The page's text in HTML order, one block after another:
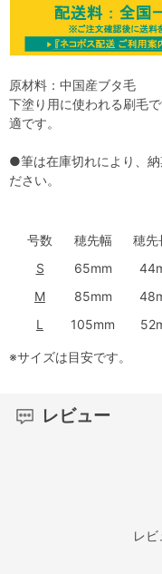
原材料：中国産ブタ毛
下塗り用に使われる刷毛
適です。
●筆は在庫切れにより、納
ださい。
号数 穂先幅 穂先
S
65mm
M
85mm
L
105mm
※サイズは目安です。
レビュー
レビ